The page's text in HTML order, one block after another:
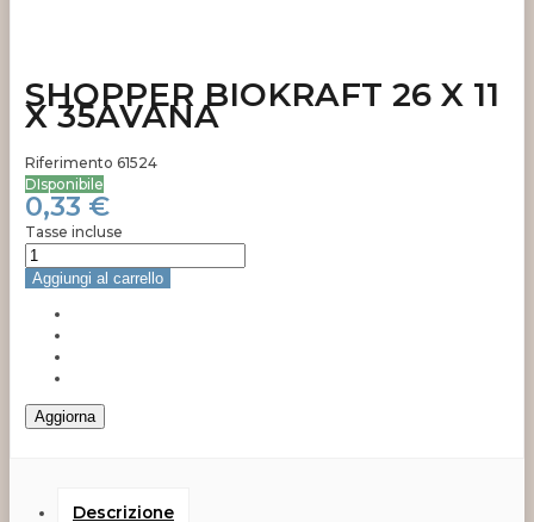
SHOPPER BIOKRAFT 26 X 11
X 35AVANA
Riferimento 61524
DIsponibile
0,33 €
Tasse incluse
Aggiungi al carrello
Descrizione